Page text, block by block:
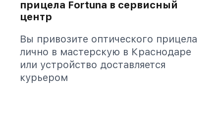
прицела Fortuna в сервисный
центр
Вы привозите оптического прицела
лично в мастерскую в Краснодаре
или устройство доставляется
курьером